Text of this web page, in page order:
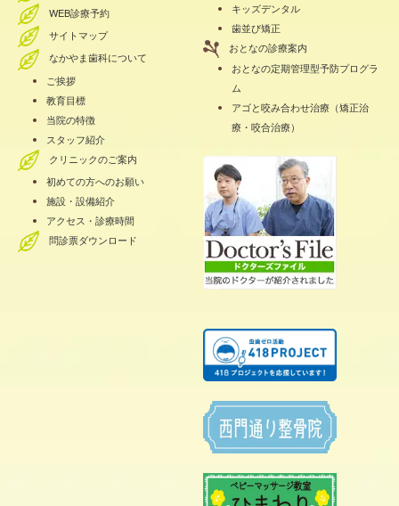
WEB診療予約
サイトマップ
なかやま歯科について
ご挨拶
教育目標
当院の特徴
スタッフ紹介
クリニックのご案内
初めての方へのお願い
施設・設備紹介
アクセス・診療時間
問診票ダウンロード
キッズデンタル
歯並び矯正
おとなの診療案内
おとなの定期管理型予防プログラ
ム
アゴと咬み合わせ治療（矯正治
療・咬合治療）